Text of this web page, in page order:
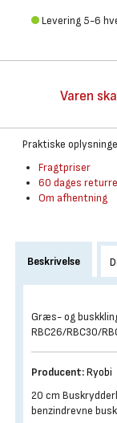
Levering 5-6
Varen
Praktiske
Fragtpriser
60 dages
Om afhentning
Beskrivelse
Græs- og
RBC26/RBC30/
Producent:Ryobi
20 cm
benzindrevne